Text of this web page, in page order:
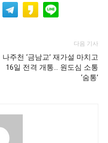
다음 기사
나주천 ‘금남교’ 재가설 마치고
16일 전격 개통… 원도심 소통
‘숨통’